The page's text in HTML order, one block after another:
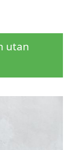
utan